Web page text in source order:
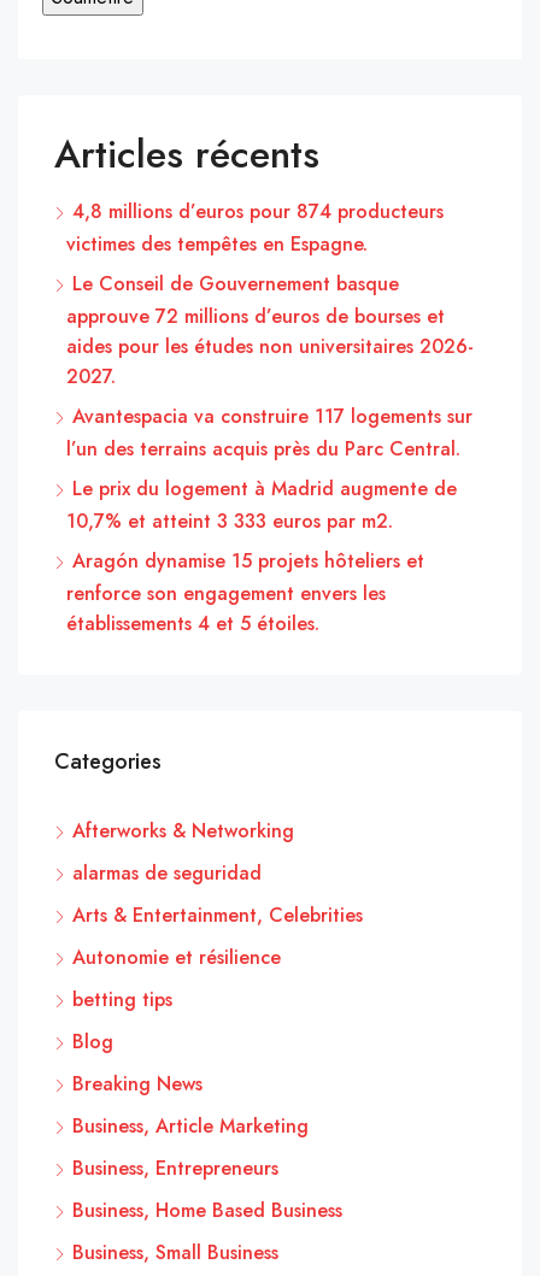
Articles récents
4,8 millions d’euros pour 874 producteurs
victimes des tempêtes en Espagne.
Le Conseil de Gouvernement basque
approuve 72 millions d’euros de bourses et
aides pour les études non universitaires 2026-
2027.
Avantespacia va construire 117 logements sur
l’un des terrains acquis près du Parc Central.
Le prix du logement à Madrid augmente de
10,7% et atteint 3 333 euros par m2.
Aragón dynamise 15 projets hôteliers et
renforce son engagement envers les
établissements 4 et 5 étoiles.
Categories
Afterworks & Networking
alarmas de seguridad
Arts & Entertainment, Celebrities
Autonomie et résilience
betting tips
Blog
Breaking News
Business, Article Marketing
Business, Entrepreneurs
Business, Home Based Business
Business, Small Business